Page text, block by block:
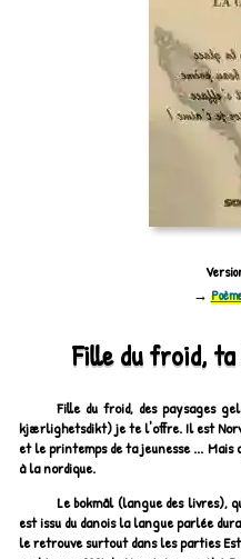
→
Fille du froid,
Fille du froid, des paysages
kjærlighetsdikt) je te l'offre. Il est
et le printemps de ta jeunesse ...
à la nordique.
Le bokmål (langue des livres),
est issu du danois la langue parlée
le retrouve surtout dans les parties